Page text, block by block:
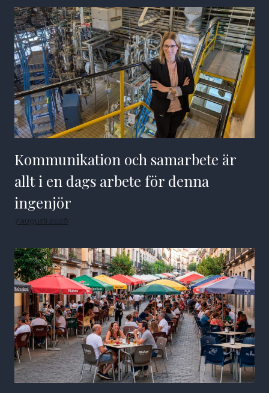
Kommunikation och samarbete är
allt i en dags arbete för denna
ingenjör
7 augusti 2026